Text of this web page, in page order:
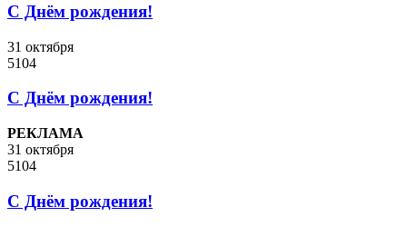
C Днём рождения!
31 октября
5104
C Днём рождения!
РЕКЛАМА
31 октября
5104
C Днём рождения!